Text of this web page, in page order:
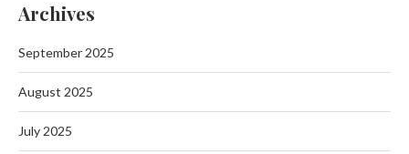
Archives
September 2025
August 2025
July 2025